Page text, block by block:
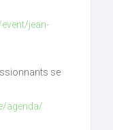
jean-
se
agenda/